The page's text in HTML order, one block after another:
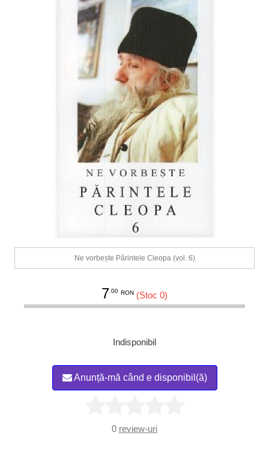
Ne vorbește Părintele Cleopa (vol. 6)
7.00 RON (Stoc 0)
Indisponibil
Anunță-mă când e disponibil(ă)
0 review-uri